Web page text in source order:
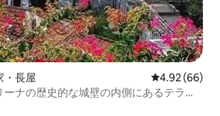
・長屋 レビュー66
4.92 (66)
ナの歴史的な城壁の内側にあるテラス